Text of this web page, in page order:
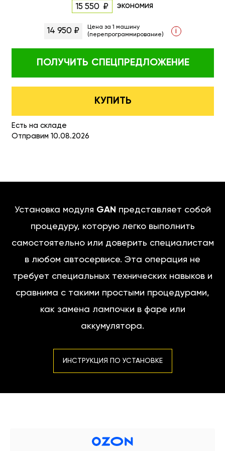
15 550 экономия
14 950 ₽
Цена за 1 машину
(перепрограммирование)
i
ПОЛУЧИТЬ СПЕЦПРЕДЛОЖЕНИЕ
КУПИТЬ
Есть на складе
Отправим 10.08.2026
Установка модуля GAN представляет собой
процедуру, которую легко выполнить
самостоятельно или доверить специалистам
в любом автосервисе. Эта операция не
требует специальных технических навыков и
сравнима с такими простыми процедурами,
как замена лампочки в фаре или
аккумулятора.
ИНСТРУКЦИЯ ПО УСТАНОВКЕ